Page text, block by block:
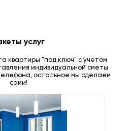
услуг
квартиры "под ключ" с учетом
индивидуальной сметы
остальное мы сделаем
сами!